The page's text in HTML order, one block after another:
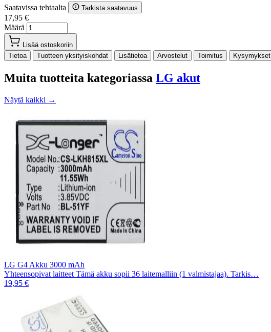
Saatavissa tehtaalta Tarkista saatavuus
17,95 €
Määrä
Lisää ostoskoriin
Tietoa
Tuotteen yksityiskohdat Lisätietoa Arvostelut Toimitus Kysymykset
Muita tuotteita kategoriassa LG akut
Näytä kaikki →
LG G4 Akku 3000 mAh
Yhteensopivat laitteet Tämä akku sopii 36 laitemalliin (1 valmistajaa). Tarkis…
19,95 €